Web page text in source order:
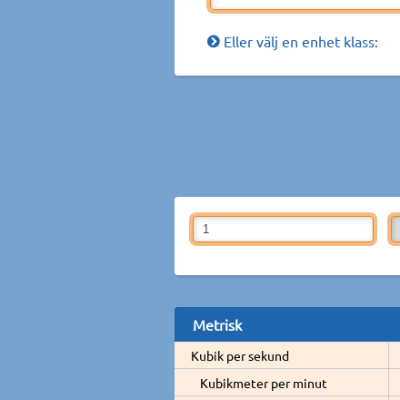
Eller välj en enhet klass:
Metrisk
Kubik per sekund
Kubikmeter per minut